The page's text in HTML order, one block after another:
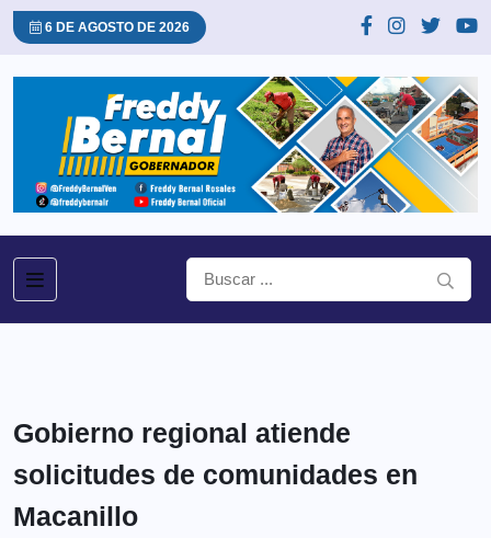
6 DE AGOSTO DE 2026
Gobierno regional atiende
solicitudes de comunidades en
Macanillo